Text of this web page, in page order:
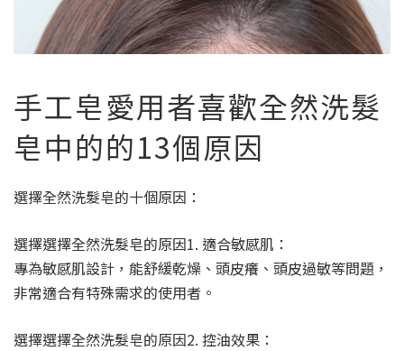
手工皂愛用者喜歡全然洗髮
皂中的的13個原因
選擇全然洗髮皂的十個原因：
選擇選擇全然洗髮皂的原因1. 適合敏感肌：
專為敏感肌設計，能舒緩乾燥、頭皮癢、頭皮過敏等問題，
非常適合有特殊需求的使用者。
選擇選擇全然洗髮皂的原因2. 控油效果：